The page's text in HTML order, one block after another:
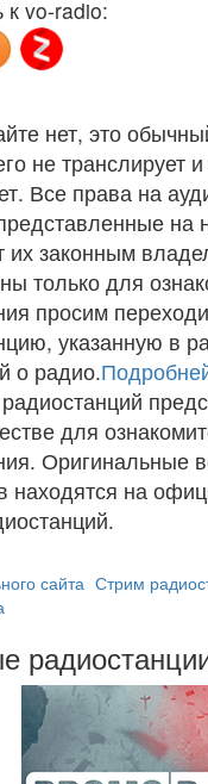
к vo-radio:
нет, это
не транслирует
Все права на
на
их законным
только для
просим
указанную в
о радио.
для
Оригинальные
находятся на
сайта Стрим